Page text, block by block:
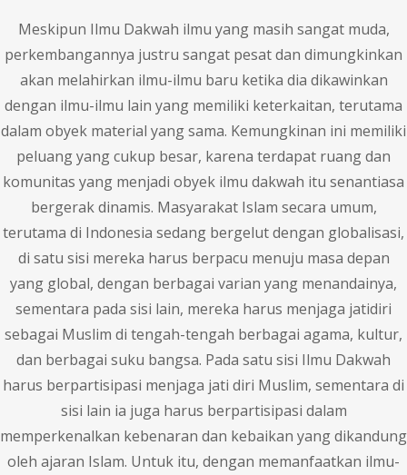
Meskipun Ilmu Dakwah ilmu yang masih sangat muda,
perkembangannya justru sangat pesat dan dimungkinkan
akan melahir­kan ilmu-ilmu baru ketika dia dikawinkan
dengan ilmu-ilmu lain yang memiliki keterkaitan, terutama
dalam obyek material yang sama. Kemungkinan ini memiliki
peluang yang cukup besar, karena terdapat ruang dan
komunitas yang menjadi obyek ilmu dakwah itu senantiasa
bergerak dinamis. Masyarakat Islam secara umum,
terutama di Indonesia sedang bergelut dengan globalisasi,
di satu sisi mereka harus berpacu menuju masa depan
yang global, dengan berbagai varian yang menandainya,
sementara pada sisi lain, mereka harus menjaga jatidiri
sebagai Muslim di tengah-tengah berbagai agama, kultur,
dan berbagai suku bangsa. Pada satu sisi Ilmu Dakwah
harus berpartisipasi menjaga jati diri Muslim, sementara di
sisi lain ia juga harus berpartisipasi dalam
memperkenalkan kebenaran dan kebaikan yang dikandung
oleh ajaran Islam. Untuk itu, dengan memanfaatkan ilmu-